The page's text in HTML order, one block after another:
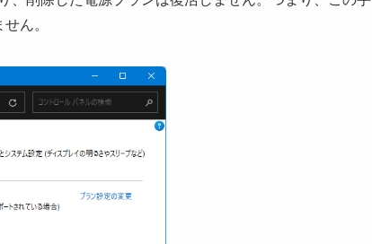
ん。